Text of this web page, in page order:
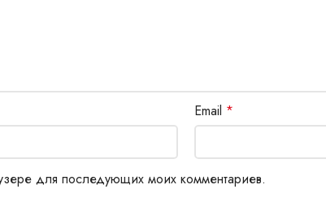
Email *
для последующих моих комментариев.